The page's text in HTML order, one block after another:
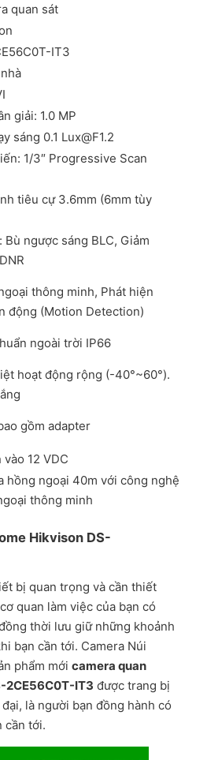
quan sát
IT3
giải: 1.0 MP
sáng 0.1 Lux@F1.2
1/3″ Progressive Scan
tiêu cự 3.6mm (6mm tùy
Bù ngược sáng BLC, Giảm
thông minh, Phát hiện
động (Motion Detection)
ngoài trời IP66
hoạt động rộng (-40°~60°).
gồm adapter
vào 12 VDC
hồng ngoại 40m với công nghệ
thông minh
Hikvison DS-
bị quan trọng và cần thiết
quan làm việc của bạn có
thời lưu giữ những khoảnh
bạn cần tới. Camera Núi
phẩm mới camera quan
2CE56C0T-IT3 được trang bị
là người bạn đồng hành có
cần tới.